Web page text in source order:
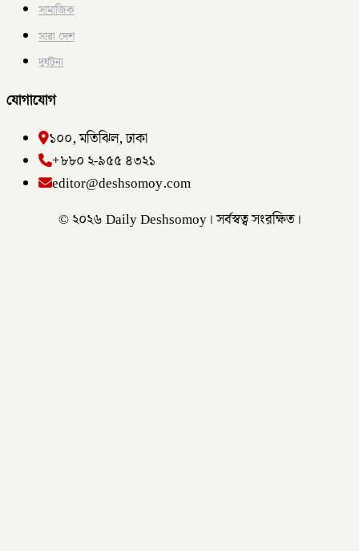
সামাজিক
সারা দেশ
দুর্ঘটনা
যোগাযোগ
১০০, মতিঝিল, ঢাকা
+৮৮০ ২-৯৫৫ ৪৩২১
editor@deshsomoy.com
© ২০২৬ Daily Deshsomoy। সর্বস্বত্ব সংরক্ষিত।